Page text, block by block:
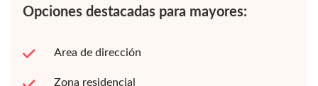
Opciones destacadas para mayores:
Area de dirección
Zona residencial